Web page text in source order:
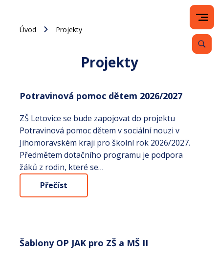
Úvod Projekty
Projekty
Potravinová pomoc dětem 2026/2027
ZŠ Letovice se bude zapojovat do projektu
Potravinová pomoc dětem v sociální nouzi v
Jihomoravském kraji pro školní rok 2026/2027.
Předmětem dotačního programu je podpora
žáků z rodin, které se…
Přečíst
Šablony OP JAK pro ZŠ a MŠ II